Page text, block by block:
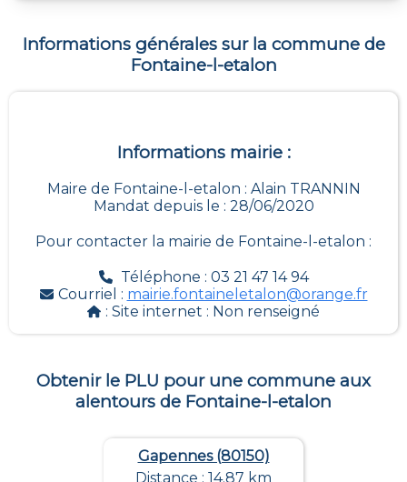
Informations générales sur la commune de
Fontaine-l-etalon
Informations mairie :
Maire de Fontaine-l-etalon : Alain TRANNIN
Mandat depuis le : 28/06/2020
Pour contacter la mairie de Fontaine-l-etalon :
Téléphone : 03 21 47 14 94
Courriel : mairie.fontaineletalon@orange.fr
: Site internet : Non renseigné
Obtenir le PLU pour une commune aux
alentours de Fontaine-l-etalon
Gapennes (80150)
Distance : 14.87 km